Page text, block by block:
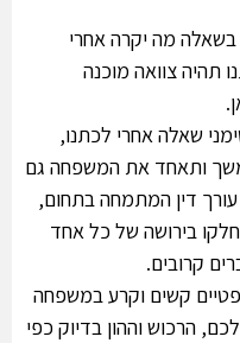
בשאלה מה יקרה אחרי
תהיה צוואה מוכנה
שאלה אחרי לכתנו,
ותאחד את המשפחה גם
דין המתמחה בתחום,
בירושה של כל אחד
קרובים.
קשים וקרע במשפחה
הרכוש וההון בדיוק כפי